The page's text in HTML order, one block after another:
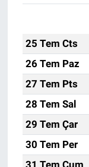
25 Tem Cts
26 Tem Paz
27 Tem Pts
28 Tem Sal
29 Tem Çar
30 Tem Per